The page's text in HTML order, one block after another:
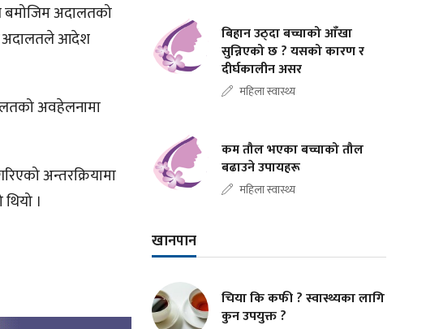
बमोजिम अदालतको
अदालतले आदेश
अवहेलनामा
अन्तरक्रियामा
।
बिहान उठ्दा बच्चाको आँखा
सुन्निएको छ ? यसको कारण र
दीर्घकालीन असर
महिला स्वास्थ्य
कम तौल भएका बच्चाको तौल
बढाउने उपायहरू
महिला स्वास्थ्य
खानपान
चिया कि कफी ? स्वास्थ्यका लागि
कुन उपयुक्त ?